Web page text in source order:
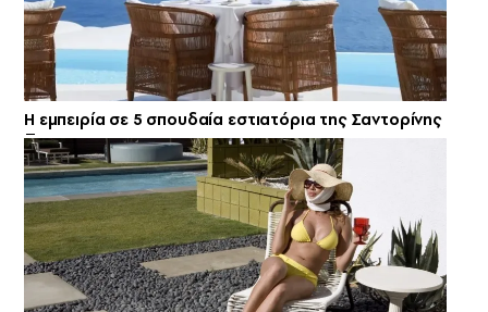
Η εμπειρία σε 5 σπουδαία εστιατόρια της Σαντορίνης